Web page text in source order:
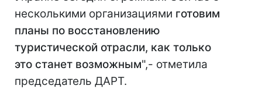
несколькими организациями готовим
планы по восстановлению
туристической отрасли, как только
это станет возможным",- отметила
председатель ДАРТ.